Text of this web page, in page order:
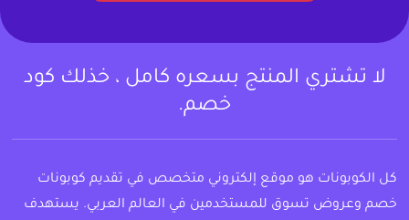
لا تشتري المنتج بسعره كامل ، خذلك كود
خصم.
كل الكوبونات هو موقع إلكتروني متخصص في تقديم كوبونات
خصم وعروض تسوق للمستخدمين في العالم العربي. يستهدف